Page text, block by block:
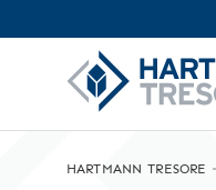
HARTMANN TRESORE